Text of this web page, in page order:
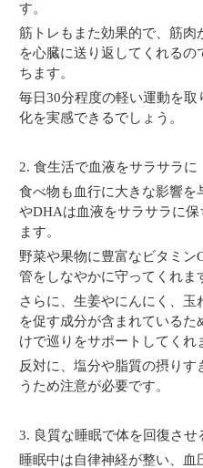
す。
筋トレもまた効果的で、筋肉
を心臓に送り返してくれる
ちます。
毎日30分程度の軽い運動を
化を実感できるでしょう。
2. 食生活で血液をサラサラに
食べ物も血行に大きな影響を
やDHAは血液をサラサラに
ます。
野菜や果物に豊富なビタミン
管をしなやかに守ってくれま
さらに、生姜やにんにく、
を促す成分が含まれている
けで巡りをサポートしてくれ
反対に、塩分や脂質の摂りす
うため注意が必要です。
3. 良質な睡眠で体を回復させ
睡眠中は自律神経が整い、